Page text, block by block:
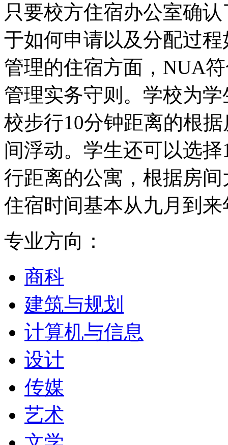
只要校方住宿办公室确
于如何申请以及分配过
管理的住宿方面，NUA
管理实务守则。学校为
校步行10分钟距离的根
间浮动。学生还可以选
行距离的公寓，根据房
住宿时间基本从九月到
专业方向：
商科
建筑与规划
计算机与信息
设计
传媒
艺术